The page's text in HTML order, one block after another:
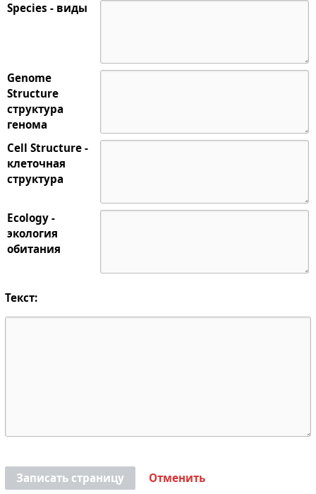
Species - виды
Genome
Structure
структура
генома
Cell Structure -
клеточная
структура
Ecology -
экология
обитания
Текст:
Записать страницу Отменить